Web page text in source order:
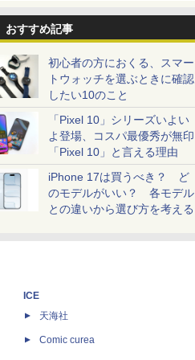
おすすめ記事
初心者の方におくる、スマー
トウォッチを選ぶときに確認
したい10のこと
「Pixel 10」シリーズいよい
よ登場、コスパ最優秀が無印
「Pixel 10」と言える理由
iPhone 17は買うべき？ ど
のモデルがいい？ 各モデル
との違いから選び方を考える
ICE
天海社
Comic curea